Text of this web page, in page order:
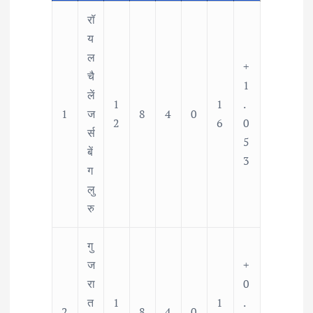
1
रॉ
य
ल
चै
लें
ज
र्स
बें
ग
लु
रु
1
2
8 4 0
1
6
+
1
.
0
5
3
गु
ज
रा
त
1 1
+
0
.